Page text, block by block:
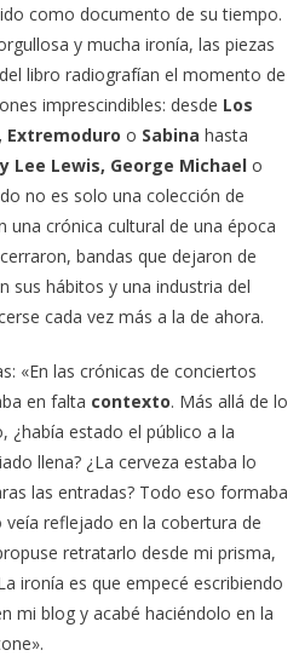
como documento de su tiempo.
y mucha ironía, las piezas
del libro radiografían el momento de
imprescindibles: desde Los
Extremoduro o Sabina hasta
Lee Lewis, George Michaelo
no es solo una colección de
una crónica cultural de una época
bandas que dejaron de
sus hábitos y una industria del
cada vez más a la de ahora.
«En las crónicas de conciertos
en falta contexto. Más allá de lo
¿había estado el público a la
llena? ¿La cerveza estaba lo
las entradas? Todo eso formaba
reflejado en la cobertura de
retratarlo desde mi prisma,
ironía es que empecé escribiendo
mi blog y acabé haciéndolo en la